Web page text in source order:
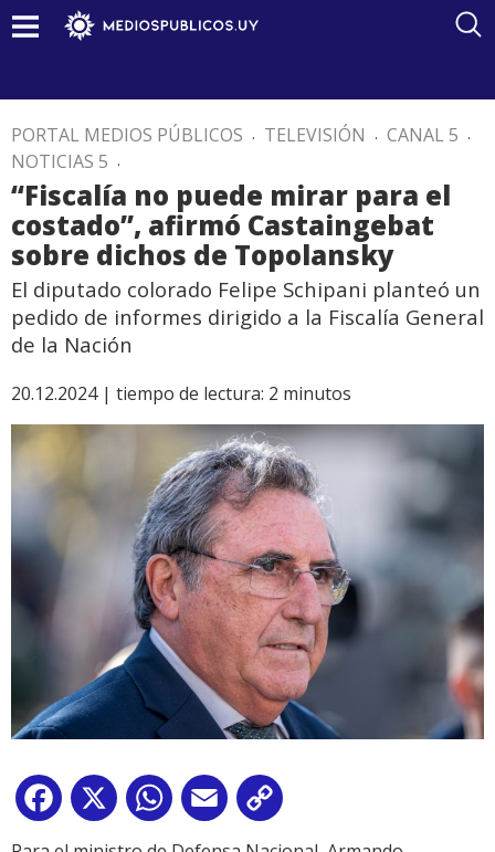
PORTAL MEDIOS PÚBLICOS . TELEVISIÓN . CANAL 5 .
NOTICIAS 5 .
“Fiscalía no puede mirar para el
costado”, afirmó Castaingebat
sobre dichos de Topolansky
El diputado colorado Felipe Schipani planteó un
pedido de informes dirigido a la Fiscalía General
de la Nación
20.12.2024 | tiempo de lectura: 2 minutos
Facebook
X WhatsApp
Email